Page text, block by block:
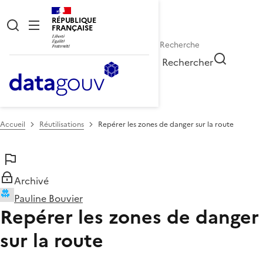
RÉPUBLIQUE
FRANÇAISE
Rechercher
Accueil Réutilisations Repérer les zones de danger sur la route
Archivé
Pauline Bouvier
Repérer les zones de danger
sur la route